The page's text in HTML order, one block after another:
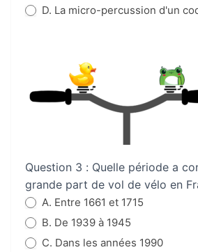
D. La micro-percussion d'un
Question 3 : Quelle période a
grande part de vol de vélo en
A. Entre 1661 et 1715
B. De 1939 à 1945
C. Dans les années 1990